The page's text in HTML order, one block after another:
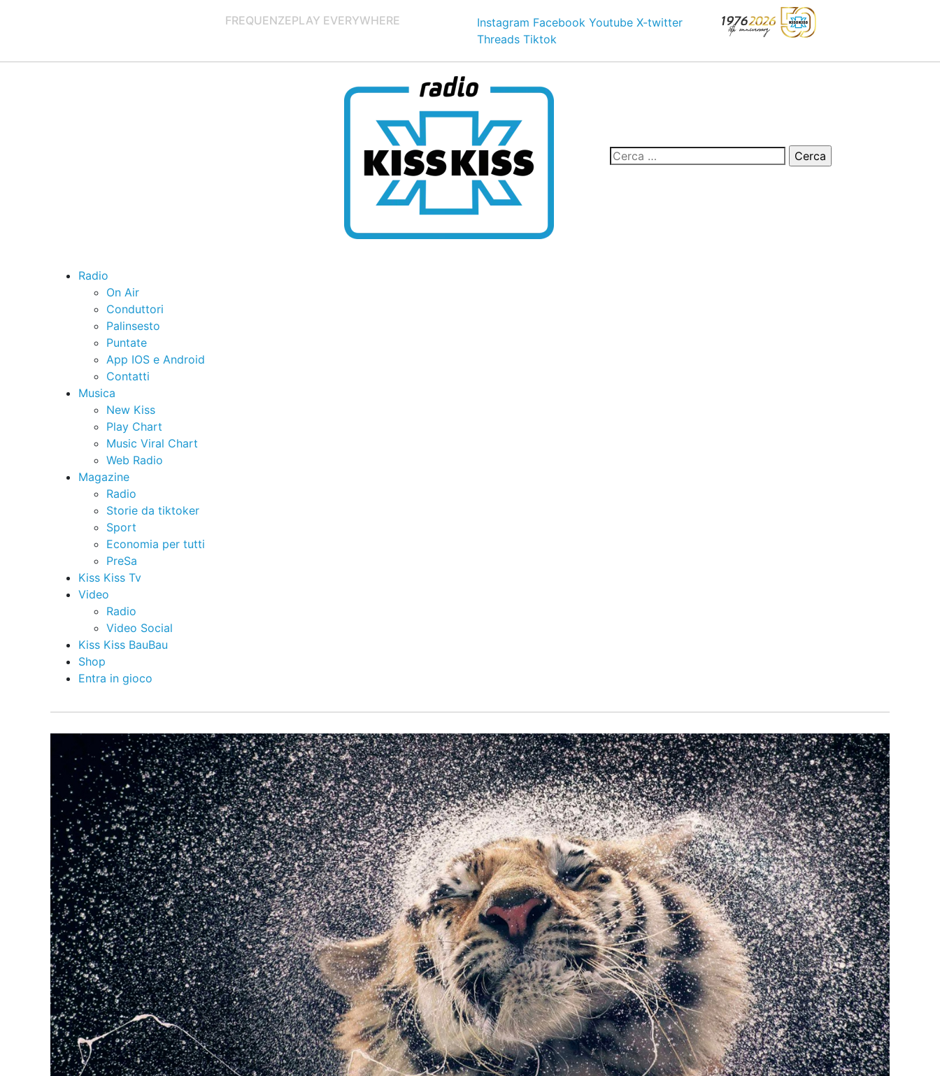
FREQUENZEPLAY EVERYWHERE Instagram Facebook Youtube X-twitter
Threads Tiktok
Radio
On Air
Conduttori
Palinsesto
Puntate
App IOS e Android
Contatti
Musica
New Kiss
Play Chart
Music Viral Chart
Web Radio
Magazine
Radio
Storie da tiktoker
Sport
Economia per tutti
PreSa
Kiss Kiss Tv
Video
Radio
Video Social
Kiss Kiss BauBau
Shop
Entra in gioco